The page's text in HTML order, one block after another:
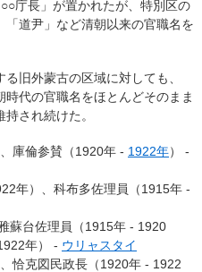
庁長」が置かれたが、特別区の
道尹」など清朝以来の官職名を
旧外蒙古の区域に対しても、
時代の官職名をほとんどそのまま
され続けた。
庫倫参賛（1920年 - 1922年） -
年）、科布多佐理員（1915年 -
蘇台佐理員（1915年 - 1920
年） - ウリャスタイ
恰克図民政長（1920年 - 1922